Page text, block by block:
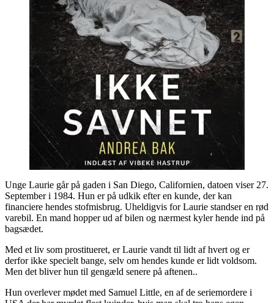
Unge Laurie går på gaden i San Diego, Californien, datoen viser 27.
September i 1984. Hun er på udkik efter en kunde, der kan
financiere hendes stofmisbrug. Uheldigvis for Laurie standser en rød
varebil. En mand hopper ud af bilen og nærmest kyler hende ind på
bagsædet.
Med et liv som prostitueret, er Laurie vandt til lidt af hvert og er
derfor ikke specielt bange, selv om hendes kunde er lidt voldsom.
Men det bliver hun til gengæld senere på aftenen..
Hun overlever mødet med Samuel Little, en af de seriemordere i